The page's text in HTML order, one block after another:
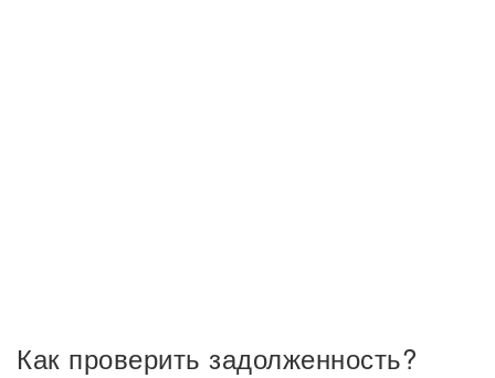
Как проверить задолженность?